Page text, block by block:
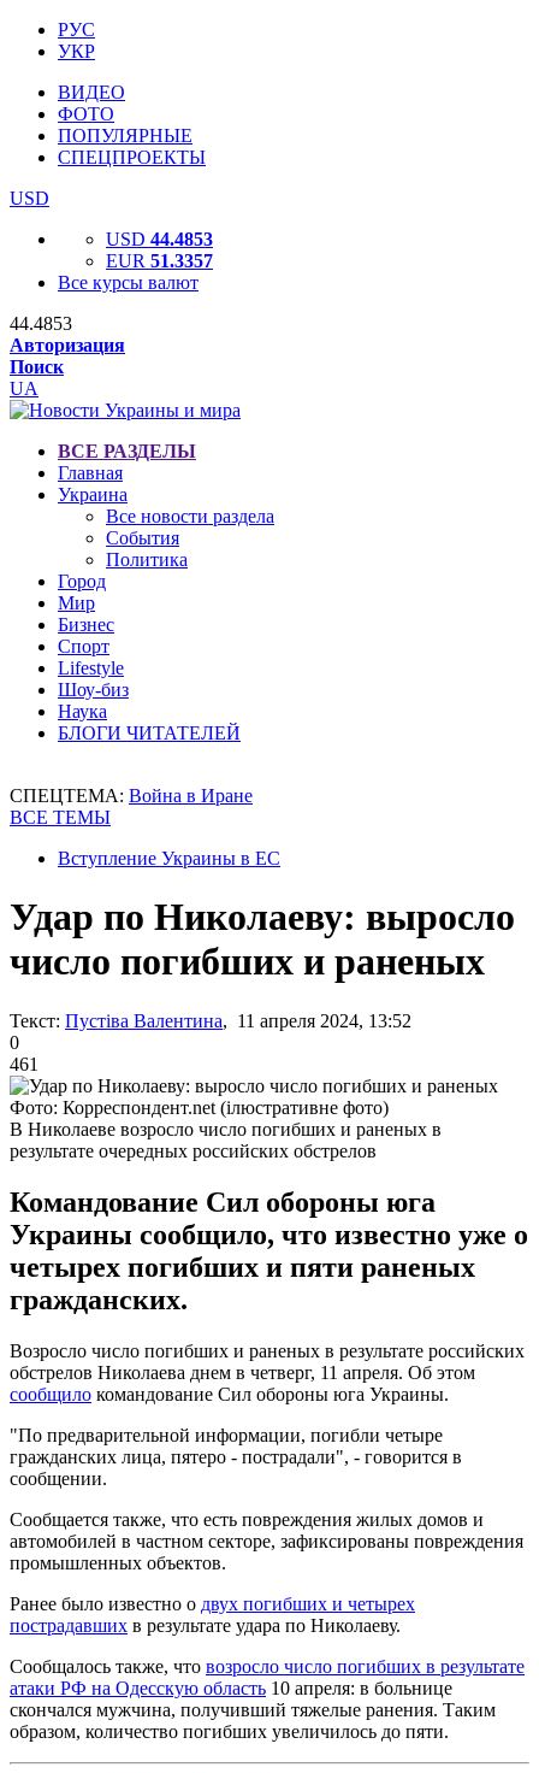
РУС
УКР
ВИДЕО
ФОТО
ПОПУЛЯРНЫЕ
СПЕЦПРОЕКТЫ
USD
USD 44.4853
EUR 51.3357
Все курсы валют
44.4853
Авторизация
Поиск
UA
ВСЕ РАЗДЕЛЫ
Главная
Украина
Все новости раздела
События
Политика
Город
Мир
Бизнес
Спорт
Lifestyle
Шоу-биз
Наука
БЛОГИ ЧИТАТЕЛЕЙ
СПЕЦТЕМА: Война в Иране
ВСЕ ТЕМЫ
Вступление Украины в ЕС
Удар по Николаеву: выросло
число погибших и раненых
Текст: Пустіва Валентина, 11 апреля 2024, 13:52
0
461
Фото: Корреспондент.net (ілюстративне фото)
В Николаеве возросло число погибших и раненых в
результате очередных российских обстрелов
Командование Сил обороны юга
Украины сообщило, что известно уже о
четырех погибших и пяти раненых
гражданских.
Возросло число погибших и раненых в результате российских
обстрелов Николаева днем в четверг, 11 апреля. Об этом
сообщило командование Сил обороны юга Украины.
"По предварительной информации, погибли четыре
гражданских лица, пятеро - пострадали", - говорится в
сообщении.
Сообщается также, что есть повреждения жилых домов и
автомобилей в частном секторе, зафиксированы повреждения
промышленных объектов.
Ранее было известно о двух погибших и четырех
пострадавших в результате удара по Николаеву.
Сообщалось также, что возросло число погибших в результате
атаки РФ на Одесскую область 10 апреля: в больнице
скончался мужчина, получивший тяжелые ранения. Таким
образом, количество погибших увеличилось до пяти.